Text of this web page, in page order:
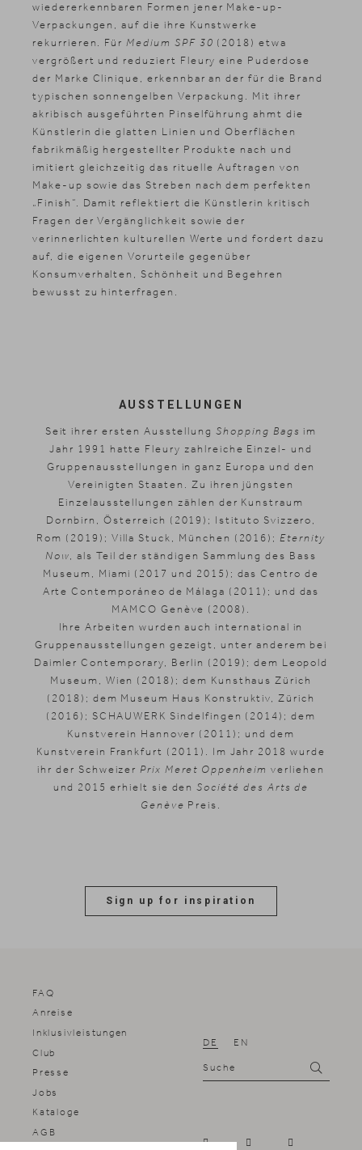
Suchen
EN
wiedererkennbaren Formen jener Make-up-
Verpackungen, auf die ihre Kunstwerke
rekurrieren. FürMedium SPF 30 (2018) etwa
vergrößert und reduziert Fleury eine Puderdose
der Marke Clinique, erkennbar an der für die Brand
typischen sonnengelben Verpackung. Mit ihrer
akribisch ausgeführten Pinselführung ahmt die
Künstlerin die glatten Linien und Oberflächen
fabrikmäßig hergestellter Produkte nach und
imitiert gleichzeitig das rituelle Auftragen von
Make-up sowie das Streben nach dem perfekten
„Finish“. Damit reflektiert die Künstlerin kritisch
Fragen der Vergänglichkeit sowie der
verinnerlichten kulturellen Werte und fordert dazu
auf, die eigenen Vorurteile gegenüber
Konsumverhalten, Schönheit und Begehren
bewusst zu hinterfragen.
AUSSTELLUNGEN
Seit ihrer ersten AusstellungShopping Bags im
Jahr 1991 hatte Fleury zahlreiche Einzel- und
Gruppenausstellungen in ganz Europa und den
Vereinigten Staaten. Zu ihren jüngsten
Einzelausstellungen zählen der Kunstraum
Dornbirn, Österreich (2019); Istituto Svizzero,
Rom (2019); Villa Stuck, München (2016);Eternity
Now, als Teil der ständigen Sammlung des Bass
Museum, Miami (2017 und 2015); das Centro de
Arte Contemporáneo de Málaga (2011); und das
MAMCO Genève (2008).
Ihre Arbeiten wurden auch international in
Gruppenausstellungen gezeigt, unter anderem bei
Daimler Contemporary, Berlin (2019); dem Leopold
Museum, Wien (2018); dem Kunsthaus Zürich
(2018); dem Museum Haus Konstruktiv, Zürich
(2016); SCHAUWERK Sindelfingen (2014); dem
Kunstverein Hannover (2011); und dem
Kunstverein Frankfurt (2011). Im Jahr 2018 wurde
ihr der SchweizerPrix Meret Oppenheim verliehen
und 2015 erhielt sie denSociété des Arts de
Genève Preis.
FAQ
Anreise
Inklusivleistungen
Club
Presse
Jobs
Kataloge
AGB
Sign up for inspiration
DE EN